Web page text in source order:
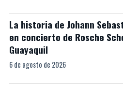
La historia de Johann
en concierto de Rosche
Guayaquil
6 de agosto de 2026